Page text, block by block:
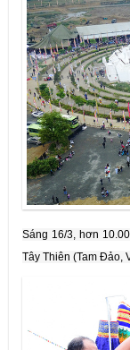
Sáng 16/3, hơn
Tây Thiên (Tam Đảo,